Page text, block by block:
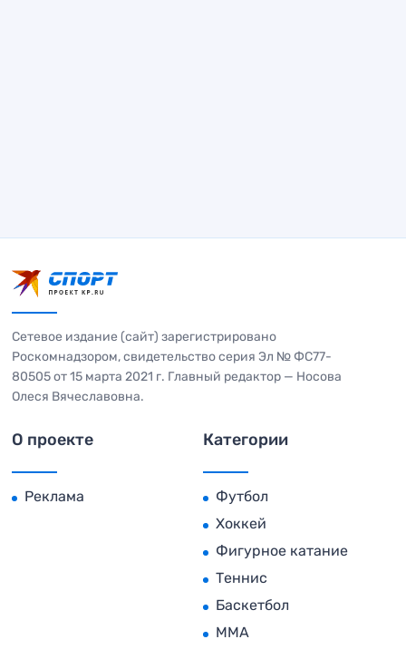
Сетевое издание (сайт) зарегистрировано
Роскомнадзором, свидетельство серия Эл № ФС77-
80505 от 15 марта 2021 г. Главный редактор — Носова
Олеся Вячеславовна.
О проекте
Реклама
Категории
Футбол
Хоккей
Фигурное катание
Теннис
Баскетбол
MMA